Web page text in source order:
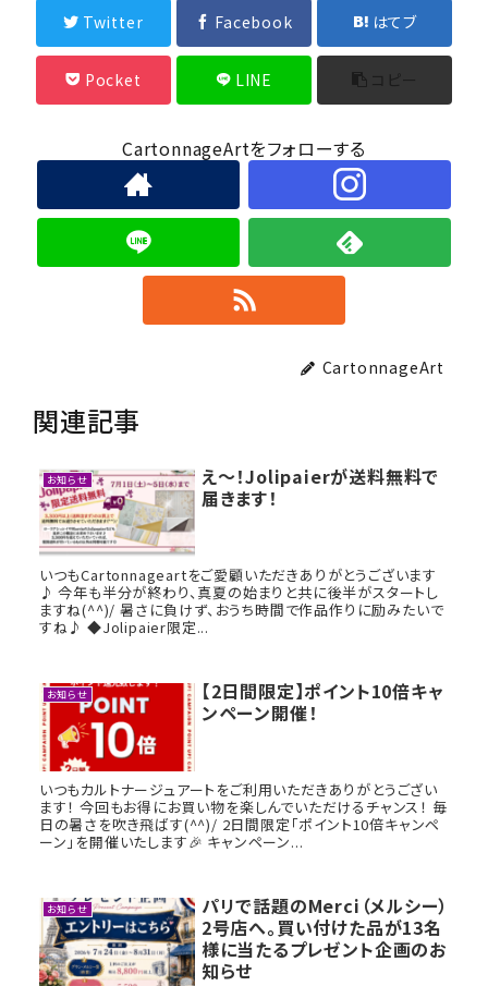
Twitter Facebook はてブ
Pocket LINE コピー
CartonnageArtをフォローする
CartonnageArt
関連記事
お知らせ
え～！Jolipaierが送料無料で
届きます！
いつもCartonnageartをご愛顧いただきありがとうございます
♪ 今年も半分が終わり、真夏の始まりと共に後半がスタートし
ますね(^^)/ 暑さに負けず、おうち時間で作品作りに励みたいで
すね♪ ◆Jolipaier限定...
お知らせ
【2日間限定】ポイント10倍キャ
ンペーン開催！
いつもカルトナージュアートをご利用いただきありがとうござい
ます！ 今回もお得にお買い物を楽しんでいただけるチャンス！ 毎
日の暑さを吹き飛ばす(^^)/ 2日間限定「ポイント10倍キャンペ
ーン」を開催いたします🎉 キャンペーン...
お知らせ
パリで話題のMerci（メルシー）
2号店へ。買い付けた品が13名
様に当たるプレゼント企画のお
知らせ